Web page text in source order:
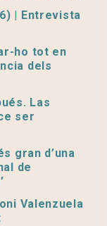
| Entrevista
ho tot en
dels
Las
ser
gran d’una
de
Valenzuela